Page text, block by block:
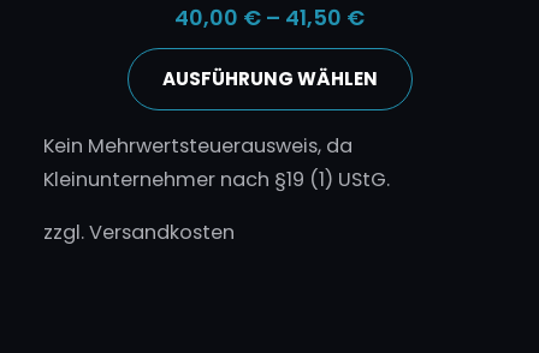
40,00 € – 41,50 €
AUSFÜHRUNG WÄHLEN
Kein Mehrwertsteuerausweis, da
Kleinunternehmer nach §19 (1) UStG.
zzgl.Versandkosten